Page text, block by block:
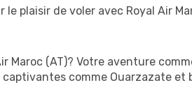
plaisir de voler avec Royal Air
Maroc (AT)? Votre aventure
comme Ouarzazate et